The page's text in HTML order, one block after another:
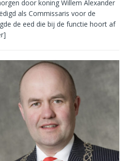
door koning Willem Alexander
als Commissaris voor de
de eed die bij de functie hoort af